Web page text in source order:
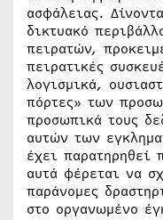
ασφάλειας.
δικτυακό
πειρατών,
πειρατικές
λογισμικά,
πόρτες» των
προσωπικά τους
αυτών των
έχει παρατηρηθεί
αυτά φέρεται να
παράνομες
στο οργανωμένο